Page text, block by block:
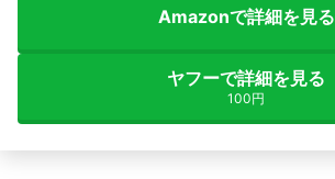
Amazonで詳細を見る
ヤフーで詳細を見る
100円